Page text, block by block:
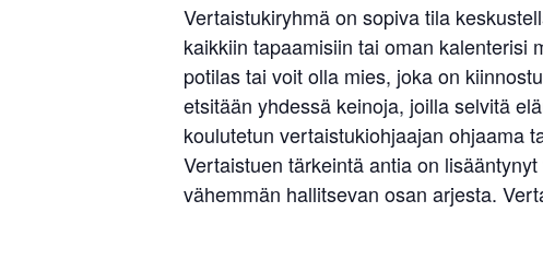
Vertaistukiryhmä on sopiva tila
kaikkiin tapaamisiin tai oman kalenterisi
potilas tai voit olla mies, joka on
etsitään yhdessä keinoja, joilla selvitä
koulutetun vertaistukiohjaajan ohjaama
Vertaistuen tärkeintä antia on
vähemmän hallitsevan osan arjesta.